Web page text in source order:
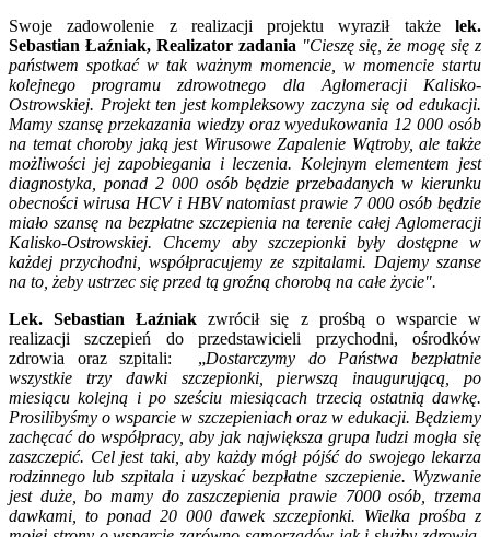
Swoje zadowolenie z realizacji projektu wyraził także lek.
Sebastian Łaźniak, Realizator zadania "Cieszę się, że mogę się z
państwem spotkać w tak ważnym momencie, w momencie startu
kolejnego programu zdrowotnego dla Aglomeracji Kalisko-
Ostrowskiej. Projekt ten jest kompleksowy zaczyna się od edukacji.
Mamy szansę przekazania wiedzy oraz wyedukowania 12 000 osób
na temat choroby jaką jest Wirusowe Zapalenie Wątroby, ale także
możliwości jej zapobiegania i leczenia. Kolejnym elementem jest
diagnostyka, ponad 2 000 osób będzie przebadanych w kierunku
obecności wirusa HCV i HBV natomiast prawie 7 000 osób będzie
miało szansę na bezpłatne szczepienia na terenie całej Aglomeracji
Kalisko-Ostrowskiej. Chcemy aby szczepionki były dostępne w
każdej przychodni, współpracujemy ze szpitalami. Dajemy szanse
na to, żeby ustrzec się przed tą groźną chorobą na całe życie".
Lek. Sebastian Łaźniak zwrócił się z prośbą o wsparcie w
realizacji szczepień do przedstawicieli przychodni, ośrodków
zdrowia oraz szpitali: „Dostarczymy do Państwa bezpłatnie
wszystkie trzy dawki szczepionki, pierwszą inaugurującą, po
miesiącu kolejną i po sześciu miesiącach trzecią ostatnią dawkę.
Prosilibyśmy o wsparcie w szczepieniach oraz w edukacji. Będziemy
zachęcać do współpracy, aby jak największa grupa ludzi mogła się
zaszczepić. Cel jest taki, aby każdy mógł pójść do swojego lekarza
rodzinnego lub szpitala i uzyskać bezpłatne szczepienie. Wyzwanie
jest duże, bo mamy do zaszczepienia prawie 7000 osób, trzema
dawkami, to ponad 20 000 dawek szczepionki. Wielka prośba z